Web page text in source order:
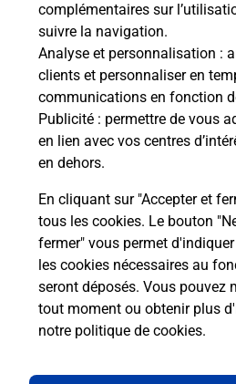
complémentaires sur
suivre la navigation.
Analyse et personnalisation :
clients et personnaliser en
communications en fonction
Publicité : permettre de vous
en lien avec vos centres
en dehors.
En cliquant sur "Accepter et
tous les cookies. Le bouton
fermer" vous permet
les cookies nécessaires au
seront déposés. Vous pouvez
tout moment ou obtenir plus
notre politique de cookies.
Questions
Quel réseau utilise La
Est-ce que je peux
numéro de mobile
Est-ce que je peux
avec La Poste Mobile ?
à l’étranger avec La